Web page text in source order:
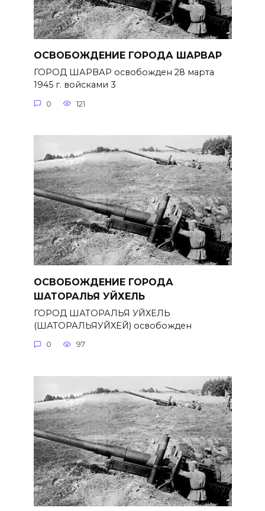
ОСВОБОЖДЕНИЕ ГОРОДА ШАРВАР
ГОРОД ШАРВАР освобожден 28 марта
1945 г. войсками 3
0 121
ОСВОБОЖДЕНИЕ ГОРОДА
ШАТОРАЛЬЯ УЙХЕЛЬ
ГОРОД ШАТОРАЛЬЯ УЙХЕЛЬ
(ШАТОРАЛЬЯУЙХЕЙ) освобожден
0 97